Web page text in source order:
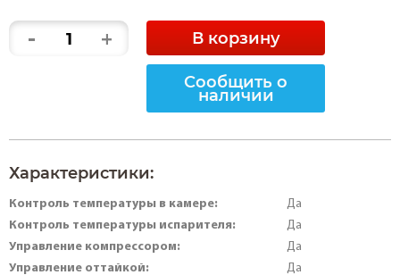
- + В корзину
Сообщить о
наличии
Характеристики:
Контроль температуры в камере: Да
Контроль температуры испарителя: Да
Управление компрессором: Да
Управление оттайкой: Да